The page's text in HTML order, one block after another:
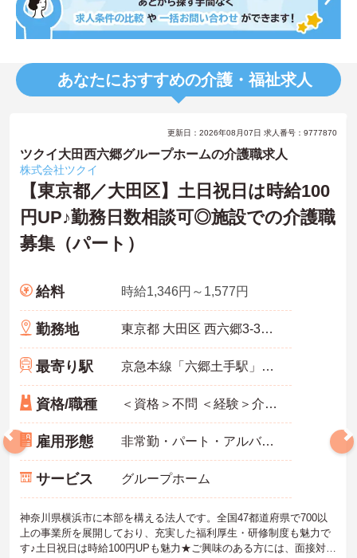
あなたにおすすめの介護・福祉求人
更新日：2026年08月07日 求人番号：9777870
ツクイ大田西六郷グループホームの介護職求人
株式会社ツクイ
【東京都／大田区】土日祝日は時給100
円UP♪勤務日数相談可◎施設での介護職
募集（パート）
給料 時給1,346円～1,577円
勤務地 東京都 大田区 西六郷3-31-12
最寄り駅 京急本線「六郷土手駅」徒歩9分
資格/職種 ＜資格＞不問 ＜経験＞介護実務経験1年以上 必須 ※無資格者:入社半年以内に会社負担で認知症介護基礎研修受講
雇用形態 非常勤・パート・アルバイト
サービス グループホーム
神奈川県横浜市に本部を構える法人です。全国47都道府県で700以
上の事業所を展開しており、充実した福利厚生・研修制度も魅力で
す♪土日祝日は時給100円UPも魅力★ご興味のある方には、面接対策